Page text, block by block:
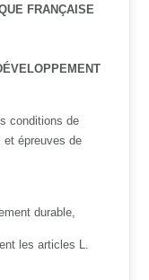
FRANÇAISE
conditions de
et épreuves de
durable,
les articles L.